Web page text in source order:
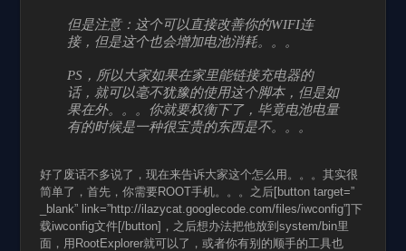
但是注意：这个可以直接改善你的WIFI连
接，但是这个也会增加电池消耗。。。
PS，所以大家如果在家里能链接充电器的
话，就可以毫不犹豫的使用这个脚本，但是如
果在外。。。你就要权衡下了，毕竟电池电量
有的时候是一种很宝贵的东西是不。。。
好了废话不多说了，现在来告诉大家这个怎么用。。。其实很
简单了，首先，你需要ROOT手机。。。之后[button target=”
_blank” link=”http://ilazycat.googlecode.com/files/iwconfig”]下
载iwconfig文件[/button]，之后想办法把他放到system/bin里
面，用RootExplorer就可以了，或者你有别的顺手的工具也